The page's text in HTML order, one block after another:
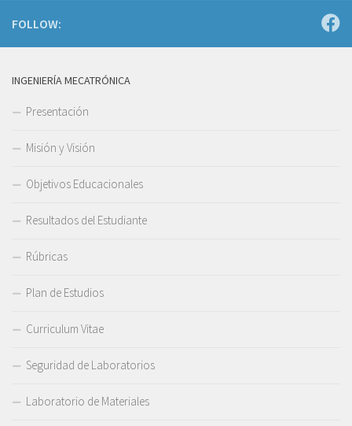
FOLLOW:
INGENIERÍA MECATRÓNICA
Presentación
Misión y Visión
Objetivos Educacionales
Resultados del Estudiante
Rúbricas
Plan de Estudios
Curriculum Vitae
Seguridad de Laboratorios
Laboratorio de Materiales